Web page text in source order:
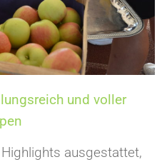
und voller
ausgestattet,